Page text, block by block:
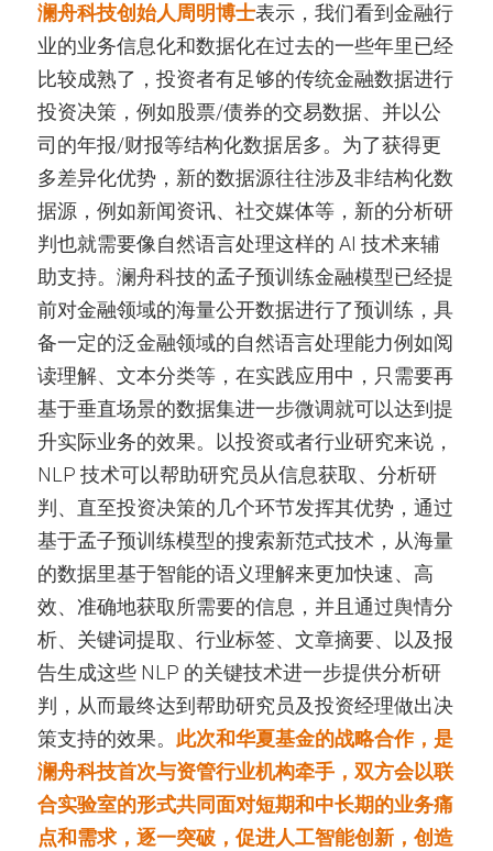
澜舟科技创始人周明博士表示，我们看到金融行
业的业务信息化和数据化在过去的一些年里已经
比较成熟了，投资者有足够的传统金融数据进行
投资决策，例如股票/债券的交易数据、并以公
司的年报/财报等结构化数据居多。为了获得更
多差异化优势，新的数据源往往涉及非结构化数
据源，例如新闻资讯、社交媒体等，新的分析研
判也就需要像自然语言处理这样的 AI 技术来辅
助支持。澜舟科技的孟子预训练金融模型已经提
前对金融领域的海量公开数据进行了预训练，具
备一定的泛金融领域的自然语言处理能力例如阅
读理解、文本分类等，在实践应用中，只需要再
基于垂直场景的数据集进一步微调就可以达到提
升实际业务的效果。以投资或者行业研究来说，
NLP 技术可以帮助研究员从信息获取、分析研
判、直至投资决策的几个环节发挥其优势，通过
基于孟子预训练模型的搜索新范式技术，从海量
的数据里基于智能的语义理解来更加快速、高
效、准确地获取所需要的信息，并且通过舆情分
析、关键词提取、行业标签、文章摘要、以及报
告生成这些 NLP 的关键技术进一步提供分析研
判，从而最终达到帮助研究员及投资经理做出决
策支持的效果。 此次和华夏基金的战略合作，是
澜舟科技首次与资管行业机构牵手，双方会以联
合实验室的形式共同面对短期和中长期的业务痛
点和需求，逐一突破，促进人工智能创新，创造